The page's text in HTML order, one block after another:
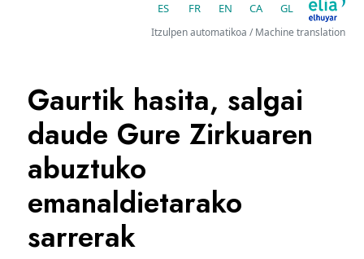
ES FR EN CA GL
Itzulpen automatikoa / Machine translation
Gaurtik hasita, salgai
daude Gure Zirkuaren
abuztuko
emanaldietarako
sarrerak